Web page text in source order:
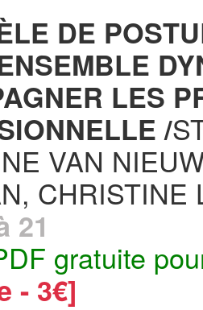
DE
LES
/
VAN
21
gratuite
- 3€]